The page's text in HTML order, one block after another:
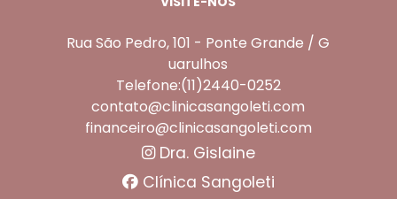
Rua São Pedro, 101 - Ponte Grande / G
uarulhos
Telefone:(11)2440-0252
contato@clinicasangoleti.com
financeiro@clinicasangoleti.com
Dra. Gislaine
Clínica Sangoleti